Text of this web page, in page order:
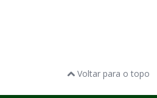
Voltar para o topo